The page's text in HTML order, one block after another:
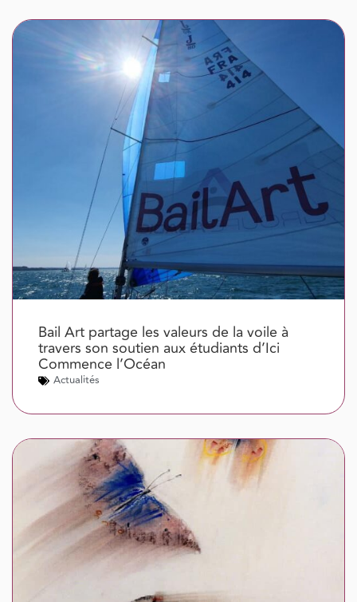
Bail Art partage les valeurs de la voile à
travers son soutien aux étudiants d’Ici
Commence l’Océan
Actualités